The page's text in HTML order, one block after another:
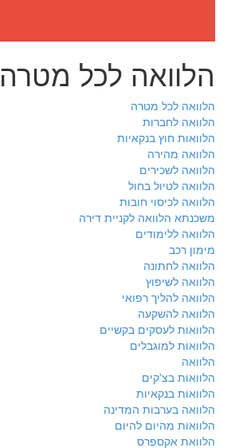
הלוואה לכל מטרה
הלוואה לכל מטרה
הלוואה לחברות
הלוואות חוץ בנקאיות
הלוואה מהירה
הלוואה לשכירים
הלוואה לטיול בחול
הלוואה לכיסוי חובות
משכנתא הלוואה לקניית דירה
הלוואה ללימודים
מימון רכב
הלוואה לחתונה
הלוואה לשיפוץ
הלוואה להליך רפואי
הלוואה להשקעה
הלוואות לעסקים בקשיים
הלוואות למוגבלים
הלוואה
הלוואות בצ'קים
הלוואות בנקאיות
הלוואה בערבות המדינה
הלוואות מהיום להיום
הלוואת אקספרס